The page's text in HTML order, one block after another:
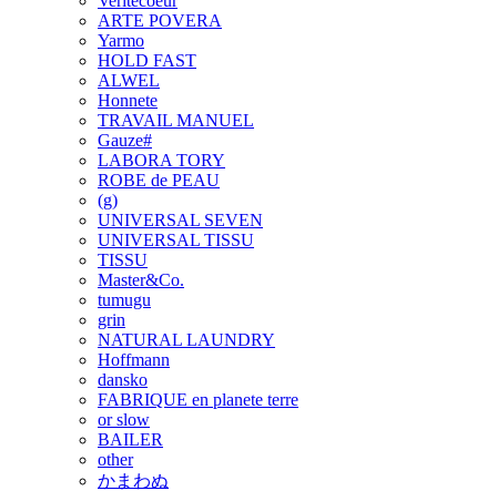
ARTE POVERA
Yarmo
HOLD FAST
ALWEL
Honnete
TRAVAIL MANUEL
Gauze#
LABORA TORY
ROBE de PEAU
(g)
UNIVERSAL SEVEN
UNIVERSAL TISSU
TISSU
Master&Co.
tumugu
grin
NATURAL LAUNDRY
Hoffmann
dansko
FABRIQUE en planete terre
or slow
BAILER
other
かまわぬ